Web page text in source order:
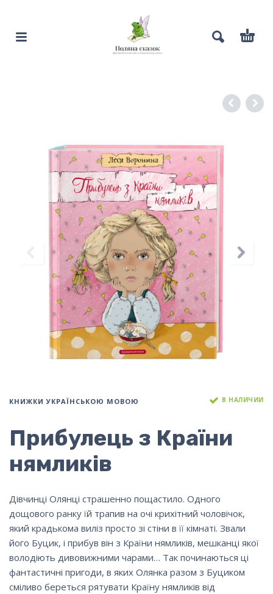
КНИЖКИ УКРАЇНСЬКОЮ МОВОЮ В НАЛИЧИИ
Прибулець з Країни
нямликів
Дівчинці Олянці страшенно пощастило. Одного
дощового ранку їй трапив на очі крихітний чоловічок,
який крадькома виліз просто зі стіни в її кімнаті. Звали
його Буцик, і прибув він з Країни нямликів, мешканці якої
володіють диво­вижними чарами… Так починаються ці
фантастичні пригоди, в яких Олянка разом з Буциком
сміливо береться рятувати Країну нямликів від